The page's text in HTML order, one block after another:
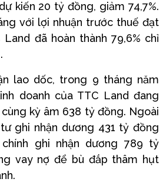
kiến 20 tỷ đồng, giảm 74,7%.
với lợi nhuận trước thuế đạt
đã hoàn thành 79,6% chỉ
lao dốc, trong 9 tháng năm
doanh của TTC Land đang
kỳ âm 638 tỷ đồng. Ngoài
ghi nhận dương 431 tỷ đồng
ghi nhận dương 789 tỷ
vay nợ để bù đắp thâm hụt